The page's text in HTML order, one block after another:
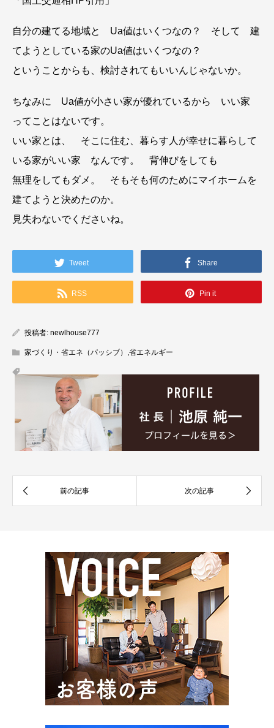
自分の建てる地域と Ua値はいくつなの？ そして 建
てようとしている家のUa値はいくつなの？
ということからも、検討されてもいいんじゃないか。
ちなみに Ua値が小さい家が優れているから いい家
ってことはないです。
いい家とは、 そこに住む、暮らす人が幸せに暮らして
いる家がいい家 なんです。 背伸びをしても
無理をしてもダメ。 そもそも何のためにマイホームを
建てようと決めたのか。
見失わないでくださいね。
Tweet Share
RSS Pin it
投稿者: newlhouse777
家づくり・省エネ（パッシブ） ,省エネルギー